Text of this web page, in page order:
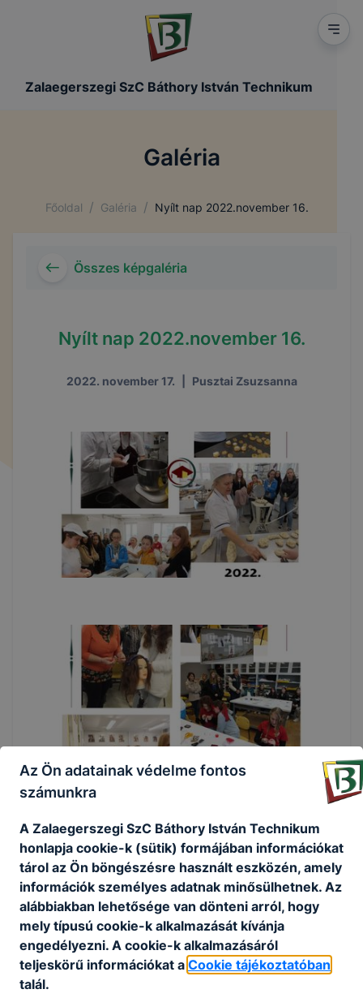
Zalaegerszegi SzC Báthory István Technikum
Galéria
Főoldal / Galéria / Nyílt nap 2022.november 16.
Összes képgaléria
Nyílt nap 2022.november 16.
2022. november 17. Pusztai Zsuzsanna
Az Ön adatainak védelme fontos
számunkra
A Zalaegerszegi SzC Báthory István Technikum
honlapja cookie-k (sütik) formájában információkat
tárol az Ön böngészésre használt eszközén, amely
információk személyes adatnak minősülhetnek. Az
alábbiakban lehetősége van dönteni arról, hogy
mely típusú cookie-k alkalmazását kívánja
engedélyezni. A cookie-k alkalmazásáról
teljeskörű információkat a Cookie tájékoztatóban
talál.